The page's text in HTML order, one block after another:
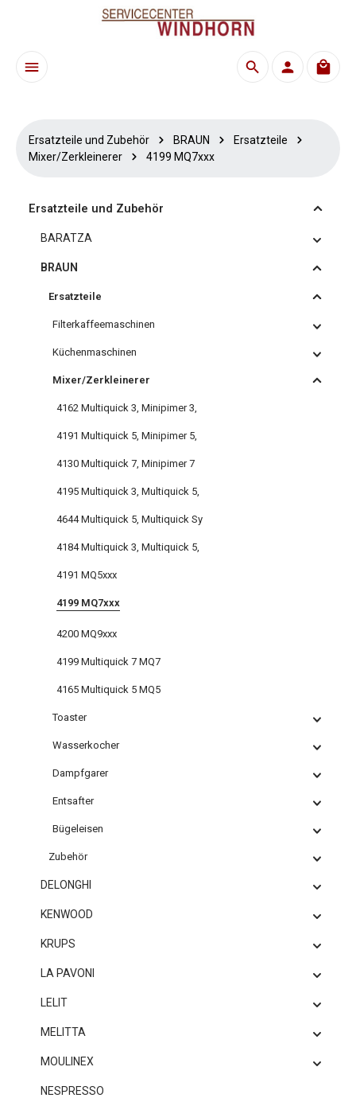
Zum Hauptinhalt springen
Ersatzteile und Zubehör BRAUN
Ersatzteile
Mixer/Zerkleinerer
4199 MQ7xxx
Ersatzteile und Zubehör
BARATZA
BRAUN
Ersatzteile
Filterkaffeemaschinen
Küchenmaschinen
Mixer/Zerkleinerer
4162 Multiquick 3, Minipimer 3,
4191 Multiquick 5, Minipimer 5,
4130 Multiquick 7, Minipimer 7
4195 Multiquick 3, Multiquick 5,
4644 Multiquick 5, Multiquick Sy
4184 Multiquick 3, Multiquick 5,
4191 MQ5xxx
4199 MQ7xxx
4200 MQ9xxx
4199 Multiquick 7 MQ7
4165 Multiquick 5 MQ5
Toaster
Wasserkocher
Dampfgarer
Entsafter
Bügeleisen
Zubehör
DELONGHI
KENWOOD
KRUPS
LA PAVONI
LELIT
MELITTA
MOULINEX
NESPRESSO